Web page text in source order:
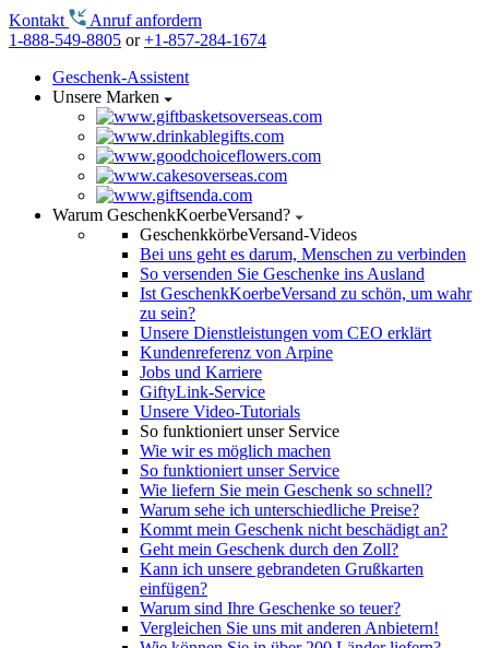
Kontakt
Anruf anfordern
1-888-549-8805 or+1-857-284-1674
Geschenk-Assistent
Unsere Marken
Warum GeschenkKoerbeVersand?
GeschenkkörbeVersand-Videos
Bei uns geht es darum, Menschen zu verbinden
So versenden Sie Geschenke ins Ausland
Ist GeschenkKoerbeVersand zu schön, um wahr
zu sein?
Unsere Dienstleistungen vom CEO erklärt
Kundenreferenz von Arpine
Jobs und Karriere
GiftyLink-Service
Unsere Video-Tutorials
So funktioniert unser Service
Wie wir es möglich machen
So funktioniert unser Service
Wie liefern Sie mein Geschenk so schnell?
Warum sehe ich unterschiedliche Preise?
Kommt mein Geschenk nicht beschädigt an?
Geht mein Geschenk durch den Zoll?
Kann ich unsere gebrandeten Grußkarten
einfügen?
Warum sind Ihre Geschenke so teuer?
Vergleichen Sie uns mit anderen Anbietern!